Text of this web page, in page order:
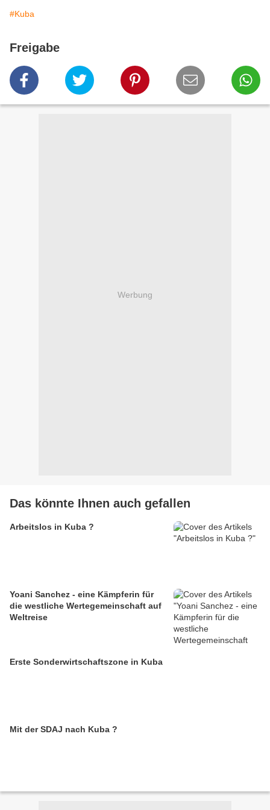
#Kuba
Freigabe
Werbung
Das könnte Ihnen auch gefallen
Arbeitslos in Kuba ?
Yoani Sanchez - eine Kämpferin für
die westliche Wertegemeinschaft auf
Weltreise
Erste Sonderwirtschaftszone in Kuba
Mit der SDAJ nach Kuba ?